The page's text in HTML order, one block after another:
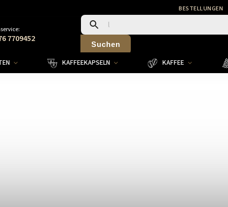
BESTELLUNGEN
7709452 Suchen
KAFFEEKAPSELN KAFFEE